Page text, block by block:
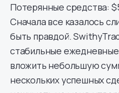
Потерянные средства:
Сначала все казалось
быть правдой.
стабильные
вложить небольшую
нескольких успешных